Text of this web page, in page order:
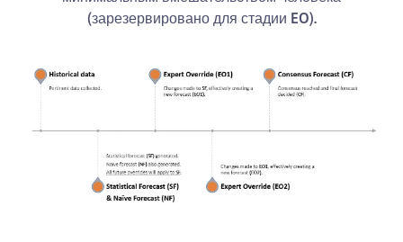
(зарезервировано для стадии EO).